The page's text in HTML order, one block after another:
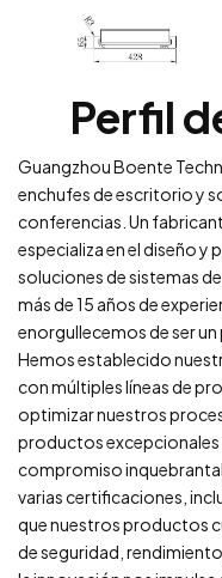
Perfil
Guangzhou Boente
enchufes de escritorio y
conferencias. Un
especializa en el diseño
soluciones de sistemas
más de 15 años de
enorgullecemos de ser
Hemos establecido
con múltiples líneas de
optimizar nuestros
productos excepcionales
compromiso
varias certificaciones,
que nuestros productos
de seguridad,